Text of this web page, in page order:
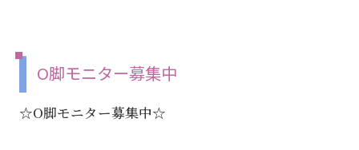
O脚モニター募集中
☆O脚モニター募集中☆